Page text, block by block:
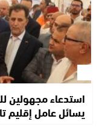
استدعاء مجهولين
يسائل عامل إقليم